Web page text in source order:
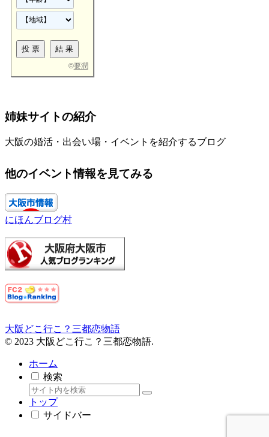
©要潤
姉妹サイトの紹介
大阪の婚活・出会い場・イベントを紹介するブログ
他のイベント情報を見てみる
にほんブログ村
大阪どこ行こ？三都恋物語
© 2023 大阪どこ行こ？三都恋物語.
ホーム
検索
トップ
サイドバー